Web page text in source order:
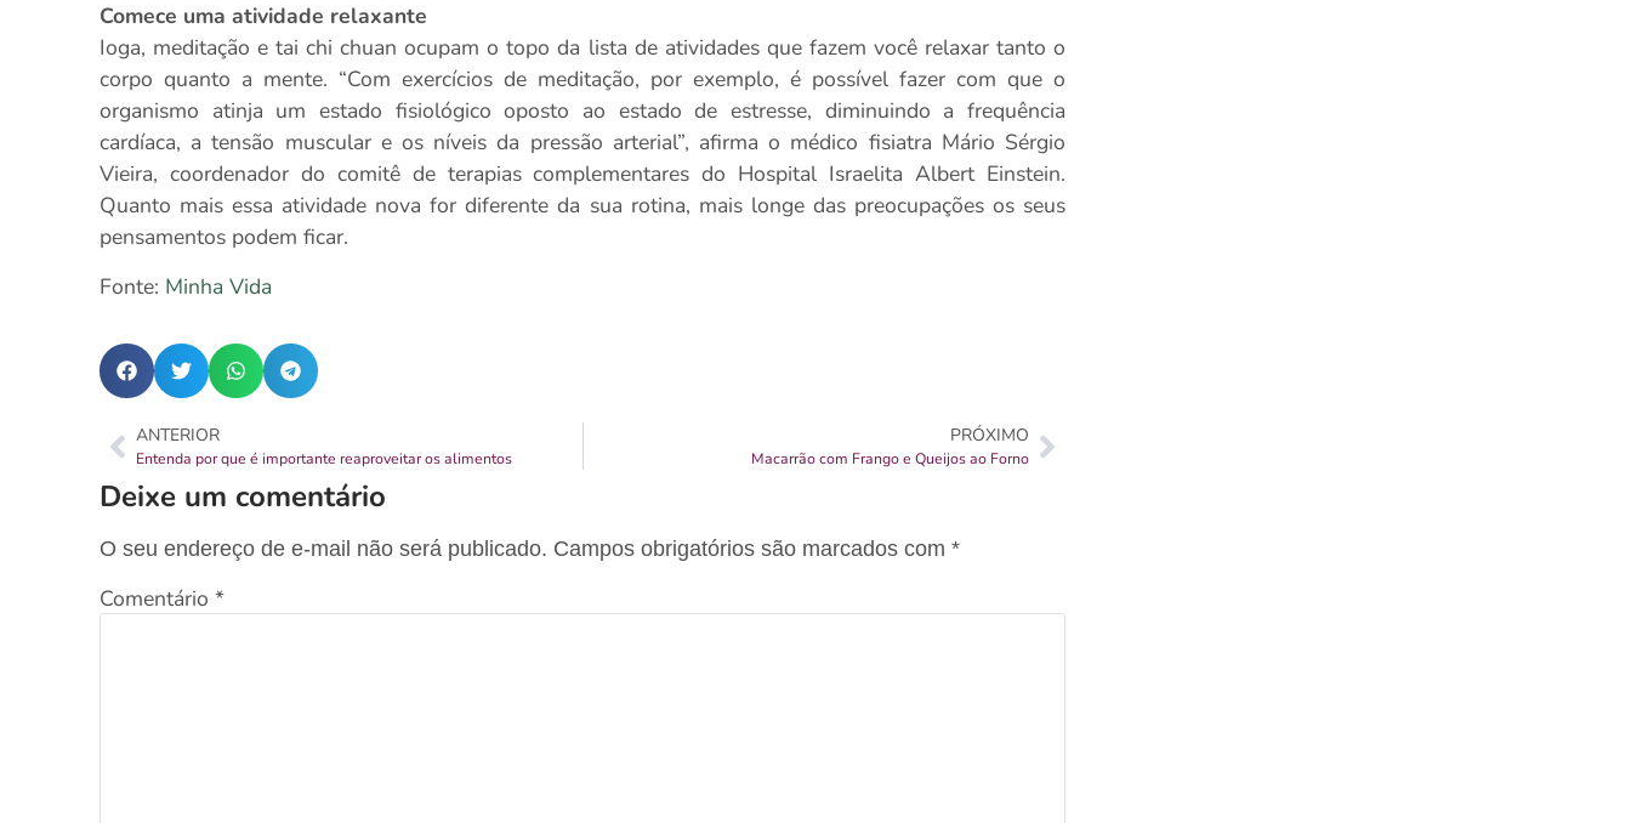
Comece uma atividade relaxante
Ioga, meditação e tai chi chuan ocupam o topo da lista de atividades que fazem você relaxar tanto o
corpo quanto a mente. “Com exercícios de meditação, por exemplo, é possível fazer com que o
organismo atinja um estado fisiológico oposto ao estado de estresse, diminuindo a frequência
cardíaca, a tensão muscular e os níveis da pressão arterial”, afirma o médico fisiatra Mário Sérgio
Vieira, coordenador do comitê de terapias complementares do Hospital Israelita Albert Einstein.
Quanto mais essa atividade nova for diferente da sua rotina, mais longe das preocupações os seus
pensamentos podem ficar.
Fonte: Minha Vida
ANTERIOR
Entenda por que é importante reaproveitar os alimentos
PRÓXIMO
Macarrão com Frango e Queijos ao Forno
Deixe um comentário
O seu endereço de e-mail não será publicado. Campos obrigatórios são marcados com *
Comentário *